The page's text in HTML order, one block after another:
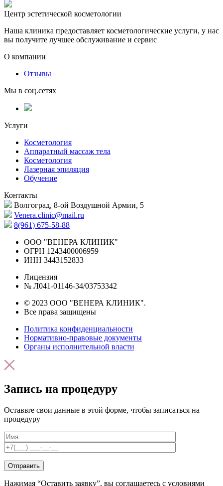
Центр эстетической косметологии
Наша клиника предоставляет косметологические услуги, у нас
вы получите лучшее обслуживание и сервис
О компании
Отзывы
Мы в соц.сетях
Услуги
Косметология
Аппаратный массаж тела
Косметология
Лазерная эпиляция
Обучение
Контакты
Волгоград, 8-ой Воздушной Армии, 5
Venera.clinic@mail.ru
8(961) 675-58-88
ООО "ВЕНЕРА КЛИНИК"
ОГРН 1243400006959
ИНН 3443152833
Лицензия
№ Л041-01146-34/03753342
© 2023 ООО "ВЕНЕРА КЛИНИК".
Все права защищены
Политика конфиденциальности
Нормативно-правовые документы
Органы исполнительной власти
Запись на процедуру
Оставьте свои данные в этой форме, чтобы записаться на
процедуру
Нажимая “Оставить заявку”, вы соглашаетесь с условиями